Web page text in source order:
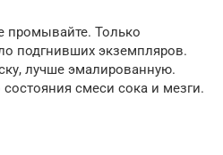
промывайте. Только
подгнивших экземпляров.
лучше эмалированную.
смеси сока и мезги.